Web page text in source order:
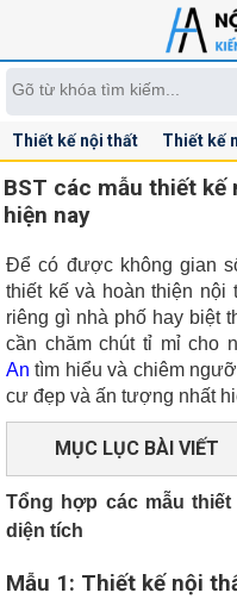
Thiết kế nội thất Thiết kế
BST các mẫu thiết
hiện nay
Để có được không gian
thiết kế và hoàn thiện nội
riêng gì nhà phố hay biệt
cần chăm chút tỉ mỉ cho
An tìm hiểu và chiêm
cư đẹp và ấn tượng nhất
MỤC LỤC BÀI VIẾT
Tổng hợp các mẫu
diện tích
Mẫu 1: Thiết kế nội